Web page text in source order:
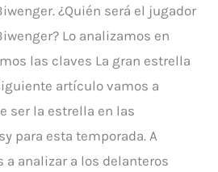
¿Quién será el jugador
Lo analizamos en
las claves La gran estrella
artículo vamos a
ser la estrella en las
para esta temporada. A
analizar a los delanteros